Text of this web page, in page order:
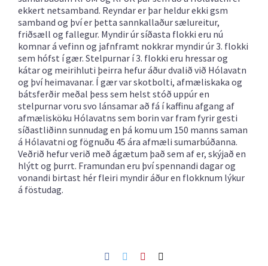
ekkert netsamband. Reyndar er þar heldur ekki gsm
samband og því er þetta sannkallaður sælureitur,
friðsæll og fallegur. Myndir úr síðasta flokki eru nú
komnar á vefinn og jafnframt nokkrar myndir úr 3. flokki
sem hófst í gær. Stelpurnar í 3. flokki eru hressar og
kátar og meirihluti þeirra hefur áður dvalið við Hólavatn
og því heimavanar. Í gær var skotbolti, afmæliskaka og
bátsferðir meðal þess sem helst stóð uppúr en
stelpurnar voru svo lánsamar að fá í kaffinu afgang af
afmælisköku Hólavatns sem borin var fram fyrir gesti
síðastliðinn sunnudag en þá komu um 150 manns saman
á Hólavatni og fögnuðu 45 ára afmæli sumarbúðanna.
Veðrið hefur verið með ágætum það sem af er, skýjað en
hlýtt og þurrt. Framundan eru því spennandi dagar og
vonandi birtast hér fleiri myndir áður en flokknum lýkur
á föstudag.
Facebook
TwitterPinterest